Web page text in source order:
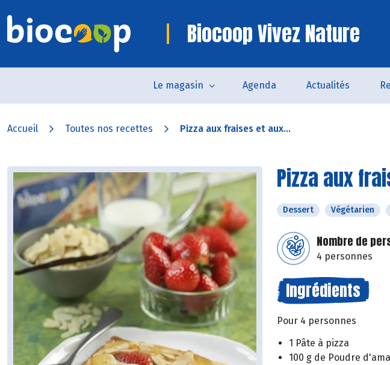
Biocoop Vivez Nature
Le magasin Agenda Actualités
Accueil Toutes nos recettes Pizza aux fraises et aux...
Pizza aux
Dessert Végétarien
Nombre de
4 personnes
Ingrédients
Pour 4 personnes
1 Pâte à pizza
100 g de Poudre